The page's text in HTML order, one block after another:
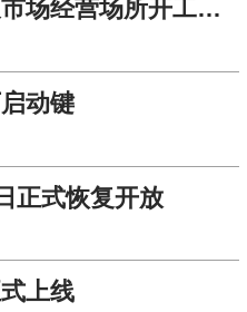
丹东市文化体育场馆及市场经营场所开工复市工作指南
动键
正式恢复开放
上线